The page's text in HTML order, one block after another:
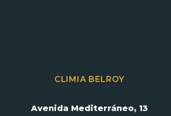
CLIMIA BELROY
Avenida Mediterráneo, 13